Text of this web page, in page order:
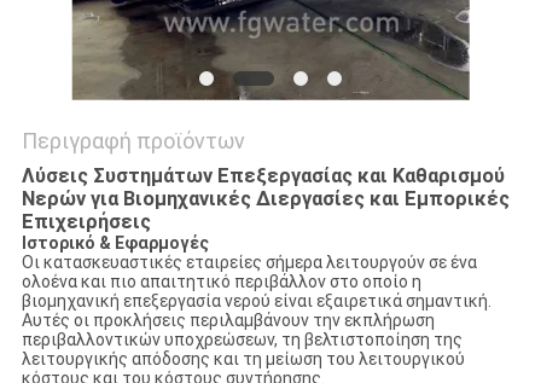
Περιγραφή προϊόντων
Λύσεις Συστημάτων Επεξεργασίας και Καθαρισμού
Νερών για Βιομηχανικές Διεργασίες και Εμπορικές
Επιχειρήσεις
Ιστορικό & Εφαρμογές
Οι κατασκευαστικές εταιρείες σήμερα λειτουργούν σε ένα
ολοένα και πιο απαιτητικό περιβάλλον στο οποίο η
βιομηχανική επεξεργασία νερού είναι εξαιρετικά σημαντική.
Αυτές οι προκλήσεις περιλαμβάνουν την εκπλήρωση
περιβαλλοντικών υποχρεώσεων, τη βελτιστοποίηση της
λειτουργικής απόδοσης και τη μείωση του λειτουργικού
κόστους και του κόστους συντήρησης.